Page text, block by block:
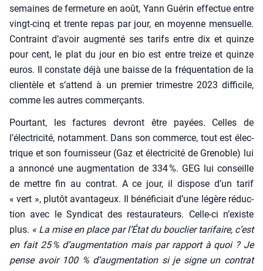
semaines de fer­me­ture en août, Yann Gué­rin effec­tue entre
vingt-cinq et trente repas par jour, en moyenne men­suelle.
Contraint d’avoir aug­men­té ses tarifs entre dix et quinze
pour cent, le plat du jour en bio est entre treize et quinze
euros. Il constate déjà une baisse de la fré­quen­ta­tion de la
clien­tèle et s’attend à un pre­mier tri­mestre 2023 dif­fi­cile,
comme les autres com­mer­çants.
Pour­tant, les fac­tures devront être payées. Celles de
l’électricité, notam­ment. Dans son com­merce, tout est élec­
trique et son four­nis­seur (Gaz et élec­tri­ci­té de Gre­noble) lui
a annon­cé une aug­men­ta­tion de 334 %. GEG lui conseille
de mettre fin au contrat. A ce jour, il dis­pose d’un tarif
« vert », plu­tôt avan­ta­geux. Il béné­fi­ciait d’une légère réduc­
tion avec le Syn­di­cat des res­tau­ra­teurs. Celle-ci n’existe
plus. « La mise en place par l’État du bou­clier tari­faire, c’est
en fait 25 % d’augmentation mais par rap­port à quoi ? Je
pense avoir 100 % d’augmentation si je signe un contrat